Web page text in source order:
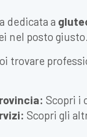
dedicata a
nel posto
trovare
Scopri i
Scopri gli